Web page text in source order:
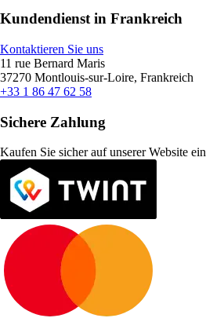
Kundendienst in Frankreich
Kontaktieren Sie uns
11 rue Bernard Maris
37270 Montlouis-sur-Loire, Frankreich
+33 1 86 47 62 58
Sichere Zahlung
Kaufen Sie sicher auf unserer Website ein